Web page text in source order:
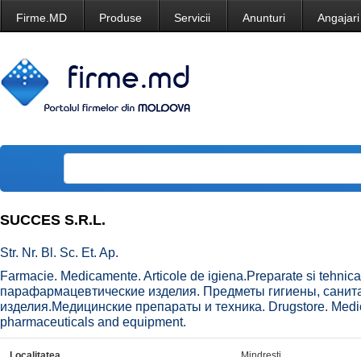
Firme.MD Produse Servicii Anunturi Angajari
SUCCES S.R.L.
Str. Nr. Bl. Sc. Et. Ap.
Farmacie. Medicamente. Articole de igiena.Preparate si
парафармацевтические изделия. Предметы гигиены,
изделия.Медицинские препараты и техника. Drugstore.
pharmaceuticals and equipment.